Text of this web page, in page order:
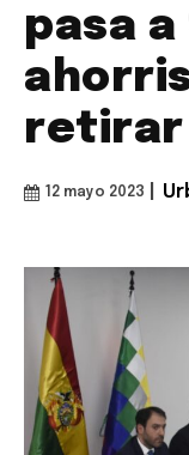
pasa
retirar
12 mayo 2023